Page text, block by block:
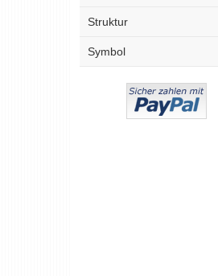
Struktur
Symbol